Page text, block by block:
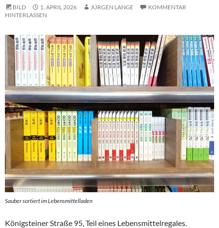
BILD 1. APRIL 2026 JÜRGEN LANGE
KOMMENTAR
HINTERLASSEN
Sauber sortiert im Lebensmittelladen
Königsteiner Straße 95, Teil eines Lebensmittelregales.